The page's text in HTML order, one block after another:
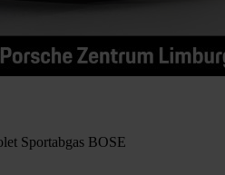
Sportabgas BOSE